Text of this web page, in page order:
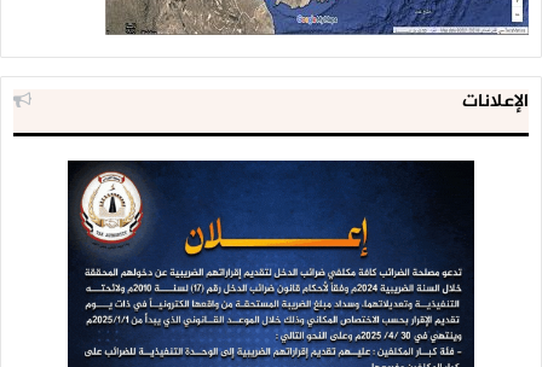
لئن غابت يدٌ عنهم وساقٌ
فقد حضرَ الحسينُ ، وكربلاءٌ
تجلى ( جعفر الطيار ) فيهم
وأشرق ( زيدُ ) والنهجُ السواءُ
من القرآن في القرآن عاشوا
الإعلانات